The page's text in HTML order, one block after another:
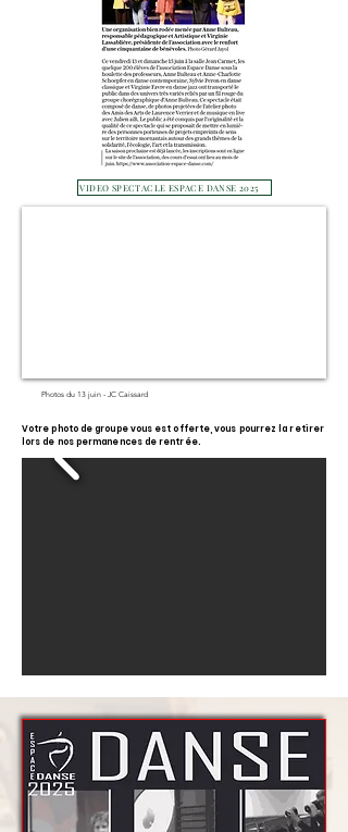
VIDEO SPECTACLE ESPACE DANSE 2025
Photos du 13 juin - JC Caissard
Votre photo de groupe vous est offerte, vous pourrez la retirer
lors de nos permanences de rentrée.